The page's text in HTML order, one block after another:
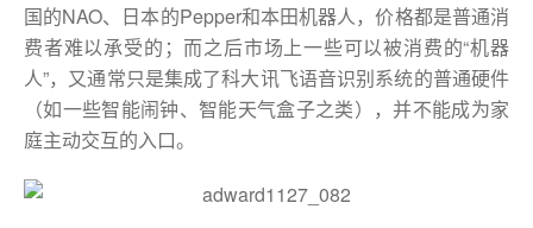
国的NAO、日本的Pepper和本田机器人，价格都是普通消
费者难以承受的；而之后市场上一些可以被消费的“机器
人”，又通常只是集成了科大讯飞语音识别系统的普通硬件
（如一些智能闹钟、智能天气盒子之类），并不能成为家
庭主动交互的入口。